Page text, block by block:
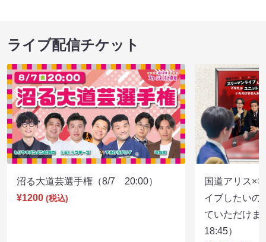
ライブ配信チケット
沼る大道芸選手権（8/7 20:00）
¥1200 (税込)
国道アリス×
イブしたいの
ていただけ
18:45）